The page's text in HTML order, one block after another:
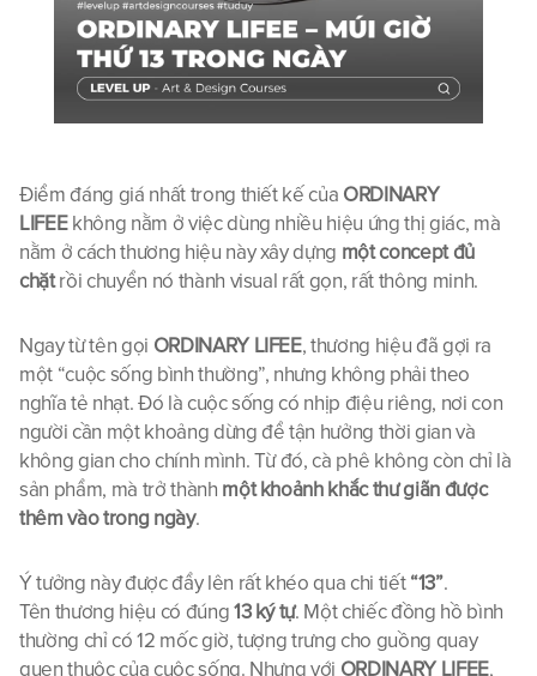
Điểm đáng giá nhất trong thiết kế của ORDINARY
LIFEE không nằm ở việc dùng nhiều hiệu ứng thị giác, mà
nằm ở cách thương hiệu này xây dựng một concept đủ
chặt rồi chuyển nó thành visual rất gọn, rất thông minh.
Ngay từ tên gọi ORDINARY LIFEE, thương hiệu đã gợi ra
một “cuộc sống bình thường”, nhưng không phải theo
nghĩa tẻ nhạt. Đó là cuộc sống có nhịp điệu riêng, nơi con
người cần một khoảng dừng để tận hưởng thời gian và
không gian cho chính mình. Từ đó, cà phê không còn chỉ là
sản phẩm, mà trở thành một khoảnh khắc thư giãn được
thêm vào trong ngày.
Ý tưởng này được đẩy lên rất khéo qua chi tiết “13”.
Tên thương hiệu có đúng 13 ký tự. Một chiếc đồng hồ bình
thường chỉ có 12 mốc giờ, tượng trưng cho guồng quay
quen thuộc của cuộc sống. Nhưng với ORDINARY LIFEE,